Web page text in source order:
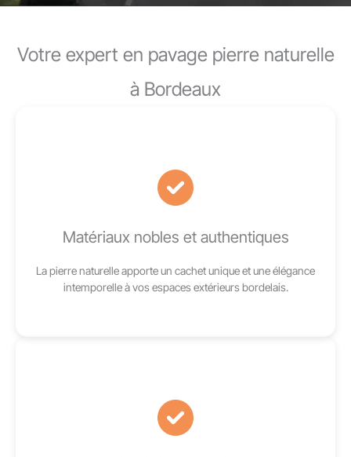
Votre expert en pavage pierre naturelle
à Bordeaux
Matériaux nobles et authentiques
La pierre naturelle apporte un cachet unique et une élégance
intemporelle à vos espaces extérieurs bordelais.